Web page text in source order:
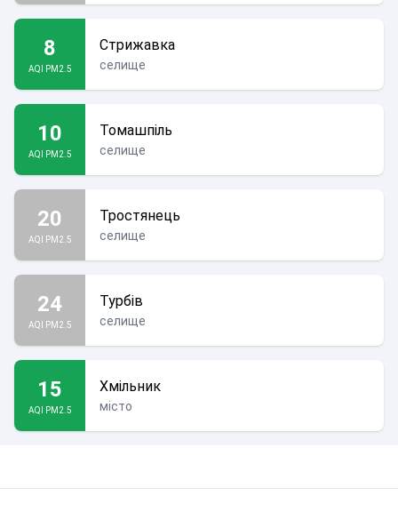
8
AQI PM2.5
Стрижавка
селище
10
AQI PM2.5
Томашпіль
селище
20
AQI PM2.5
Тростянець
селище
24
AQI PM2.5
Турбів
селище
15
AQI PM2.5
Хмільник
місто